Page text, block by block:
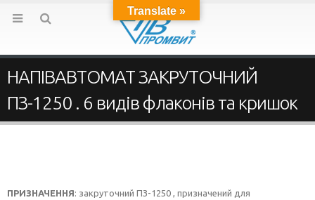
НАПІВАВТОМАТ ЗАКРУТОЧНИЙ
ПЗ-1250 . 6 видів флаконів та кришок
ПРИЗНАЧЕННЯ: закруточний ПЗ-1250 , призначений для
Translate »